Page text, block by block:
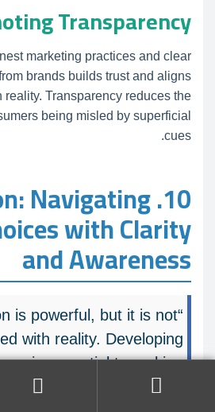
Transparency
marketing practices and clear
brands builds trust and aligns
reality. Transparency reduces the
being misled by superficial
cues.
Navigating
with Clarity
and Awareness
is powerful, but it is not
with reality. Developing
is essential to making